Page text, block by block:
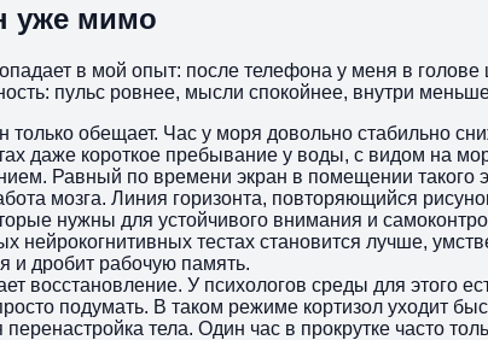
уже мимо
в мой опыт: после телефона у меня в
пульс ровнее, мысли спокойнее, внутри
только обещает. Час у моря довольно стабильно
даже короткое пребывание у воды, с видом на
Равный по времени экран в помещении такого
мозга. Линия горизонта, повторяющийся
нужны для устойчивого внимания и
нейрокогнитивных тестах становится лучше,
и дробит рабочую память.
восстановление. У психологов среды для этого
подумать. В таком режиме кортизол уходит
тела. Один час в прокрутке часто